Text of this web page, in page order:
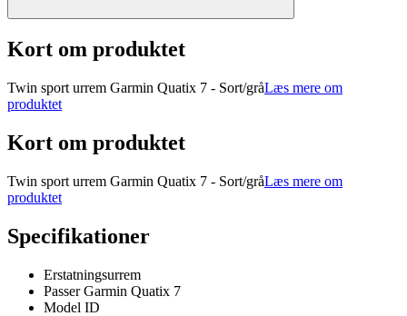
Kort om produktet
Twin sport urrem Garmin Quatix 7 - Sort/gråLæs mere om
produktet
Kort om produktet
Twin sport urrem Garmin Quatix 7 - Sort/gråLæs mere om
produktet
Specifikationer
Erstatningsurrem
Passer Garmin Quatix 7
Model ID